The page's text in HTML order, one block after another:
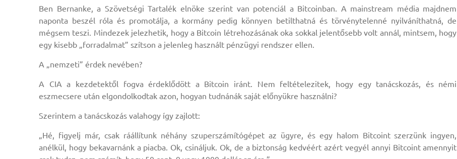
Ben Bernanke, a Szövetségi Tartalék elnöke szerint van potenciál a Bitcoinban. A mainstream média majdnem
naponta beszél róla és promotálja, a kormány pedig könnyen betilthatná és törvénytelenné nyilváníthatná, de
mégsem teszi. Mindezek jelezhetik, hogy a Bitcoin létrehozásának oka sokkal jelentősebb volt annál, mintsem, hogy
egy kisebb „forradalmat” szítson a jelenleg használt pénzügyi rendszer ellen.
A „nemzeti” érdek nevében?
A CIA a kezdetektől fogva érdeklődött a Bitcoin iránt. Nem feltételezitek, hogy egy tanácskozás, és némi
eszmecsere után elgondolkodtak azon, hogyan tudnánák saját előnyükre használni?
Szerintem a tanácskozás valahogy így zajlott:
„Hé, figyelj már, csak ráállítunk néhány szuperszámítógépet az ügyre, és egy halom Bitcoint szerzünk ingyen,
anélkül, hogy bekavarnánk a piacba. Ok, csináljuk. Ok, de a biztonság kedvéért azért vegyél annyi Bitcoint amennyit